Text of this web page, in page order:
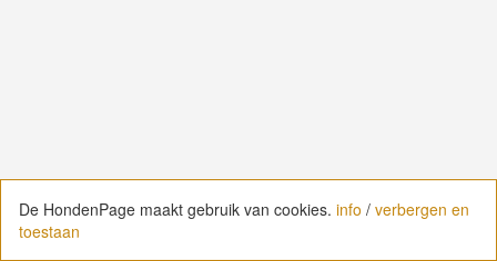
De HondenPage maakt gebruik van cookies. info / verbergen en
toestaan
De HondenPage maakt gebruik van cookies. info / verbergen en
toestaan